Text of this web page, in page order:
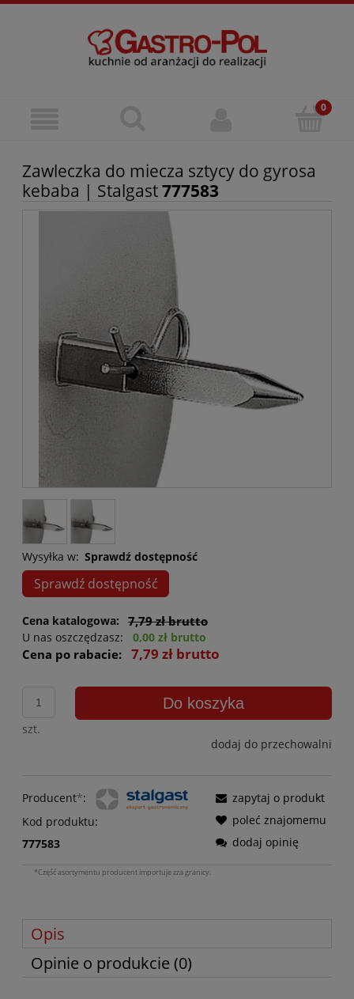
Zawleczka do miecza sztycy do gyrosa
kebaba | Stalgast777583
Wysyłka w: Sprawdź dostępność
Sprawdź dostępność
Cena katalogowa: 7,79 zł brutto
U nas oszczędzasz: 0,00 zł brutto
Cena po rabacie: 7,79 zł brutto
szt.
Do koszyka
dodaj do przechowalni
Producent*:
Kod produktu:
777583
zapytaj o produkt
poleć znajomemu
dodaj opinię
*Część asortymentu producent importuje zza granicy.
Opis
Opinie o produkcie (0)